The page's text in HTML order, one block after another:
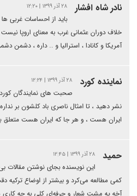
نادر شاه افشار ۲۸ آذر ۱۳۹۹ | ۱۲:۲۰
باید از احساسات غربی ها
خلاف دوران عثمانی غرب به معنای اروپا
آمریکا و کانادا ، استرالیا و .. داره ،
نماینده کورد ۲۸ آذر ۱۳۹۹ | ۱۲:۲۴
صحبت های نمایندگان
نشر دهید ، تا امثال ناصری باد کلشون بر
ایران هست ، و هر جا که ایران هست
حمید ۲۸ آذر ۱۳۹۹ | ۱۲:۴۵
این نویسنده بجای نوشتن مقالات
کمی مطالعه می‌کرد و بیشتر از اوضاع ترکیه
آخه یه مشت شعار و حرفه‌ای کلی به چه کاری